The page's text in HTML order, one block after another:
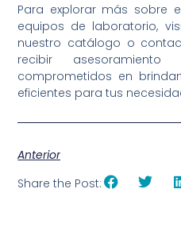
Para explorar más sobre
equipos de laboratorio,
nuestro catálogo o
recibir asesoramiento
comprometidos en
eficientes para tus
Anterior
Share the Post: